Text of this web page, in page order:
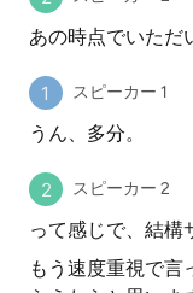
あの時点でいただ
スピーカー 1
うん、多分。
スピーカー 2
って感じで、結構
もう速度重視で言